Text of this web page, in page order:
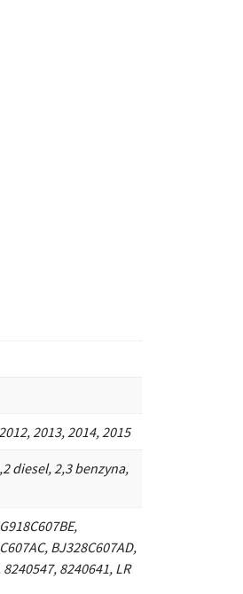
2013, 2014, 2015
diesel, 2,3 benzyna,
BJ328C607AD,
8240641, LR